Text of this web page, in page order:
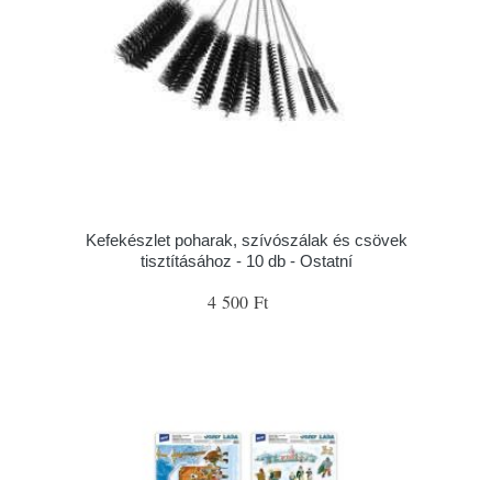
Kefekészlet poharak, szívószálak és csövek
tisztításához - 10 db - Ostatní
4 500 Ft